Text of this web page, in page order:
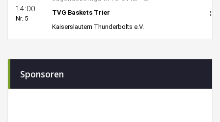
Sponsoren